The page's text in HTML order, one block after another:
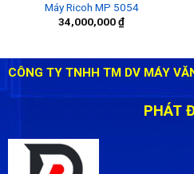
Máy Ricoh MP 5054
34,000,000₫
CÔNG TY TNHH TM DV MÁY
PHÁT